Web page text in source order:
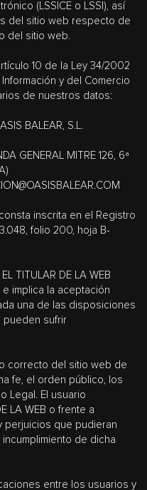
(LSSICE o LSSI), así
del sitio web respecto de
del sitio web.
10 de la Ley 34/2002
y del Comercio
de nuestros datos:
BALEAR, S.L.
GENERAL MITRE 126, 6ª
inscrita en el Registro
folio 200, hoja B-
TITULAR DE LA WEB
implica la aceptación
una de las disposiciones
pueden sufrir
correcto del sitio web de
fe, el orden público, los
Legal. El usuario
LA WEB o frente a
perjuicios que pudieran
de dicha
entre los usuarios y